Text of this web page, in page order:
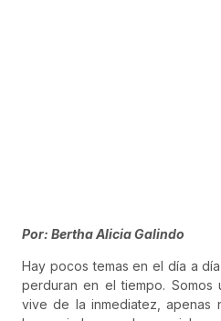
Por: Bertha Alicia Galindo
Hay pocos temas en el día a
perduran en el tiempo. Somos
vive de la inmediatez, apenas